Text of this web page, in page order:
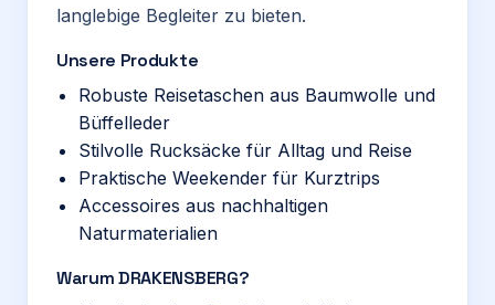
langlebige Begleiter zu bieten.
Unsere Produkte
Robuste Reisetaschen aus Baumwolle und
Büffelleder
Stilvolle Rucksäcke für Alltag und Reise
Praktische Weekender für Kurztrips
Accessoires aus nachhaltigen
Naturmaterialien
Warum DRAKENSBERG?